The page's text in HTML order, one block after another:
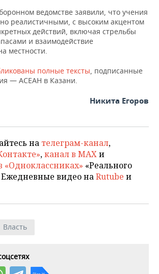
ведомстве заявили, что учения
реалистичными, с высоким акцентом
действий, включая стрельбы
и взаимодействие
местности.
полные тексты, подписанные
— АСЕАН в Казани.
Никита Егоров
на телеграм-канал,
,канал в MAXи
«Одноклассниках» «Реального
видео наRutube и
Власть